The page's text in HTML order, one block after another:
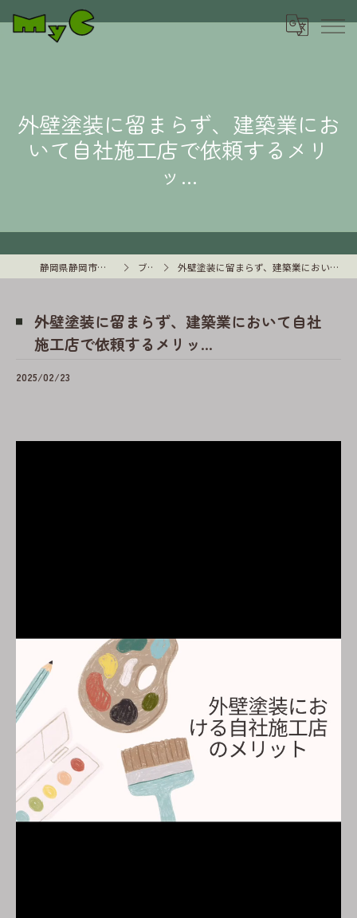
外壁塗装に留まらず、建築業にお
いて自社施工店で依頼するメリ
ッ...
静岡県静岡市の外壁塗装はMyC ブログ 外壁塗装に留まらず、建築業において自社施工店で依頼するメリッ...
外壁塗装に留まらず、建築業において自社
施工店で依頼するメリッ...
2025/02/23